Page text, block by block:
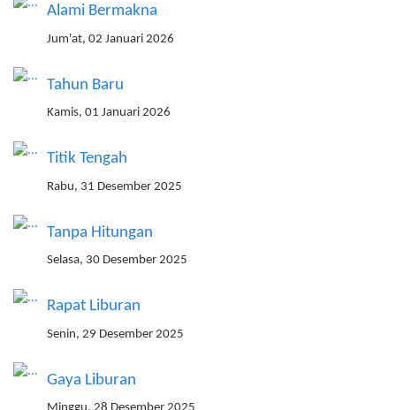
Alami Bermakna
Jum'at, 02 Januari 2026
Tahun Baru
Kamis, 01 Januari 2026
Titik Tengah
Rabu, 31 Desember 2025
Tanpa Hitungan
Selasa, 30 Desember 2025
Rapat Liburan
Senin, 29 Desember 2025
Gaya Liburan